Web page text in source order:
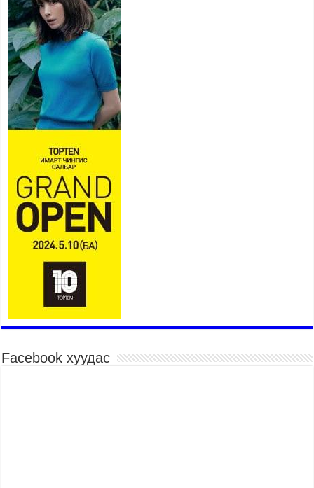
Усархаг аадар бороо орж байгаа тул аюулгүй
байдлаа хангаж, үер усны аюулаас
сэрэмжлэхийг нийслэлийн Онцгой байдлын
газраас анхааруулж байна
2026 оны 7 сар 20 / 9 цаг 09 минут
311 алба хаагч, 119 техник хэрэгсэлтэй ажиллаж
үер усны аюул, болзошгүй эрсдэлээс сэргийлж
байна
2026 оны 7 сар 20 / 9 цаг 05 минут
Аяллаа зөв төлөвлөхийг иргэдэд зөвлөж байна
2026 оны 7 сар 16 / 11 цаг 50 минут
Үер усны болзошгүй аюулаас сэргийлж,
холбогдох байгууллагууд өндөржүүлсэн бэлэн
байдалд ажиллаж байна
2026 оны 7 сар 15 / 13 цаг 06 минут
Монгол адууны үнэ цэнийг дэлхийд сурталчлах
2026 оны 7 сар 15 / 11 цаг 51 минут
Шагайн харвааны насанд хүрэгчдийн багийн
төрөлд 106 багийн 848 харваач өрсөлдөж,
шилдгүүд шалгарав
Facebook хуудас